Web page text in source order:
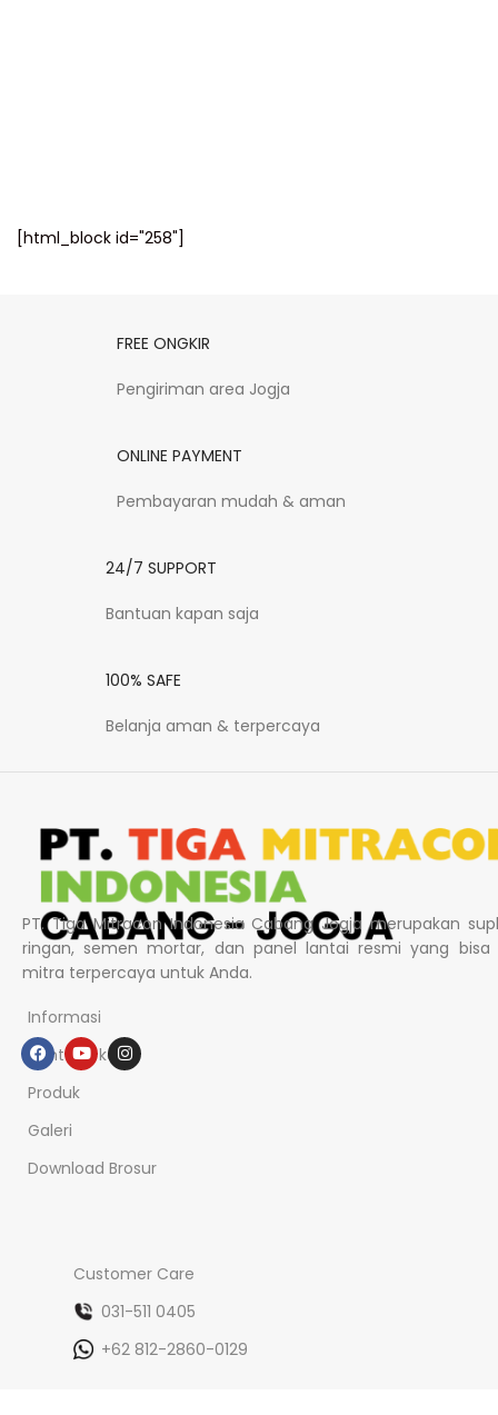
[html_block id="258"]
FREE ONGKIR
Pengiriman area Jogja
ONLINE PAYMENT
Pembayaran mudah & aman
24/7 SUPPORT
Bantuan kapan saja
100% SAFE
Belanja aman & terpercaya
PT. Tiga Mitracon Indonesia Cabang Jogja merupakan
ringan, semen mortar, dan panel lantai resmi yang bisa
mitra terpercaya untuk Anda.
Informasi
Tentang kami
Produk
Galeri
Download Brosur
Customer Care
031-511 0405
+62 812-2860-0129